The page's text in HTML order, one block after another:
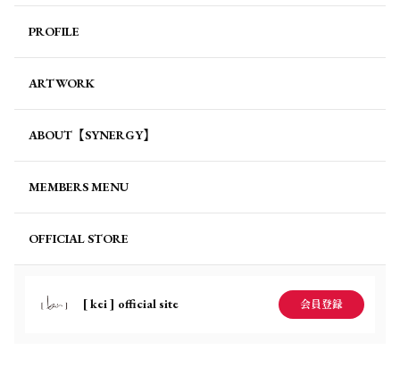
PROFILE
ARTWORK
ABOUT【SYNERGY】
MEMBERS MENU
OFFICIAL STORE
[ kei ] official site 会員登録